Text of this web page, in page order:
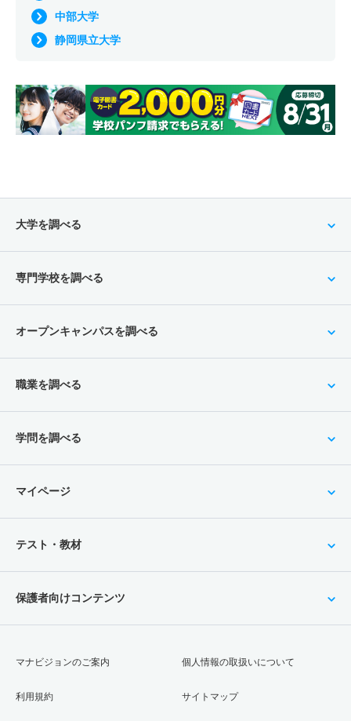
中部大学
静岡県立大学
大学を調べる
専門学校を調べる
オープンキャンパスを調べる
職業を調べる
学問を調べる
マイページ
テスト・教材
保護者向けコンテンツ
マナビジョンのご案内
利用規約
個人情報の取扱いについて
サイトマップ